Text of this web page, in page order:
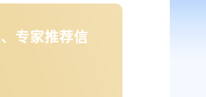
专家推荐信